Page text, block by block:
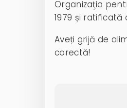
Organizaţia
1979 și ratificată
Aveți grijă de
corectă!